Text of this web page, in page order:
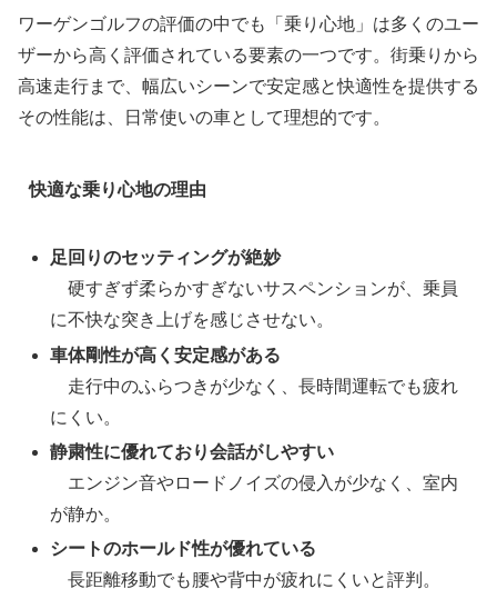
ワーゲンゴルフの評価の中でも「乗り心地」は多くのユー
ザーから高く評価されている要素の一つです。街乗りから
高速走行まで、幅広いシーンで安定感と快適性を提供する
その性能は、日常使いの車として理想的です。
快適な乗り心地の理由
足回りのセッティングが絶妙
硬すぎず柔らかすぎないサスペンションが、乗員
に不快な突き上げを感じさせない。
車体剛性が高く安定感がある
走行中のふらつきが少なく、長時間運転でも疲れ
にくい。
静粛性に優れており会話がしやすい
エンジン音やロードノイズの侵入が少なく、室内
が静か。
シートのホールド性が優れている
長距離移動でも腰や背中が疲れにくいと評判。